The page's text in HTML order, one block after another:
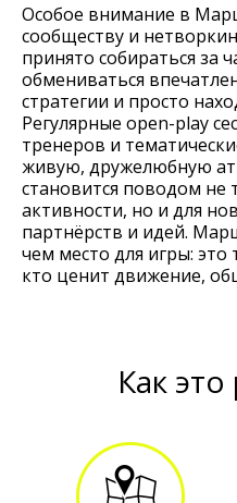
Особое внимание в
сообществу и
принято собираться за
обмениваться
стратегии и просто
Регулярные open-play
тренеров и
живую, дружелюбную
становится поводом не
активности, но и для
партнёрств и идей.
чем место для игры: это
кто ценит движение,
Как